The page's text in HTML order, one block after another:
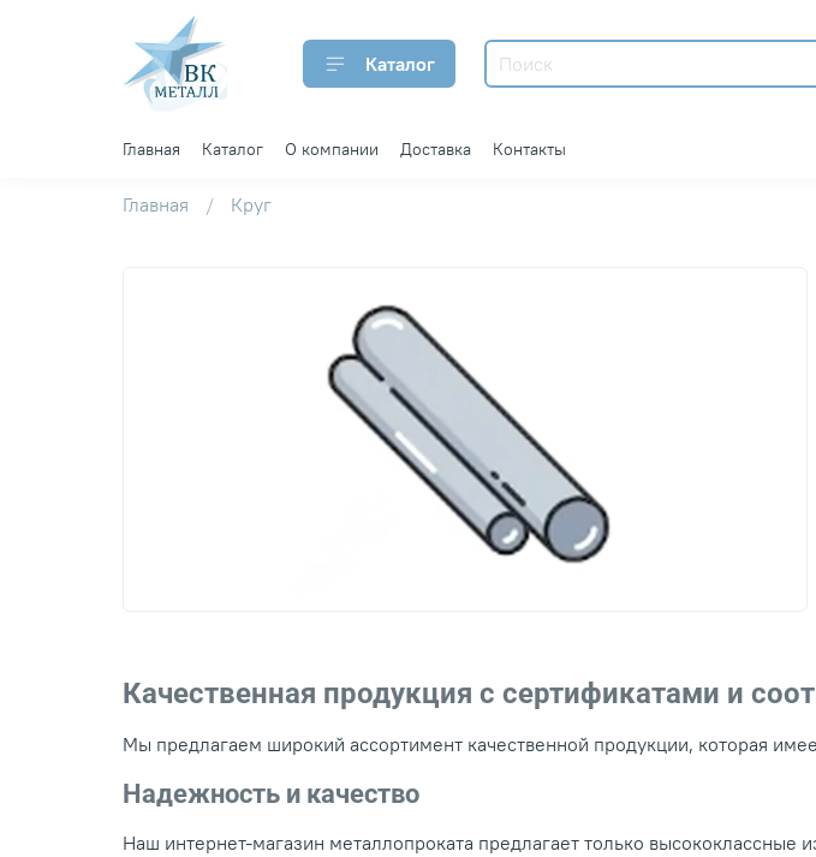
Каталог
Главная Каталог О компании Доставка Контакты
Главная Круг
Качественная продукция с сертификатами и
Мы предлагаем широкий ассортимент качественной продукции, которая
Надежность и качество
Наш интернет-магазин металлопроката предлагает только